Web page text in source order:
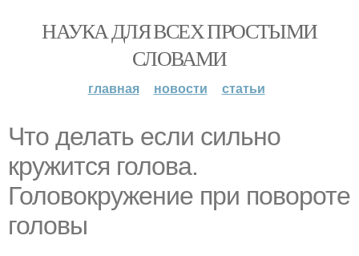
НАУКА ДЛЯ ВСЕХ ПРОСТЫМИ
СЛОВАМИ
главная новости статьи
Что делать если сильно
кружится голова.
Головокружение при повороте
головы